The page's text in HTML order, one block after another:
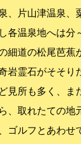
、片山津温泉、
温泉地へは5分～
細道の松尾芭蕉
岩霊石がそそり
見所も多く、ま
、取れたての地
ゴルフとあわせ